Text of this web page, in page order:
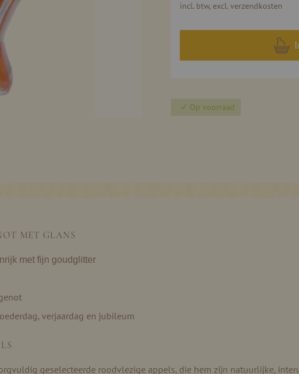
incl. btw, excl. verzendkosten
Op voorraad
MET GLANS
met fijn goudglitter
verjaardag en jubileum
geselecteerde roodvlezige appels, die hem zijn natuurlijke,